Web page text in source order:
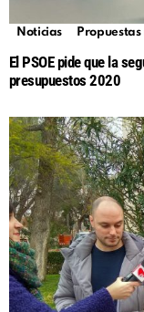
Noticias
El PSOE pide que la
presupuestos 2020